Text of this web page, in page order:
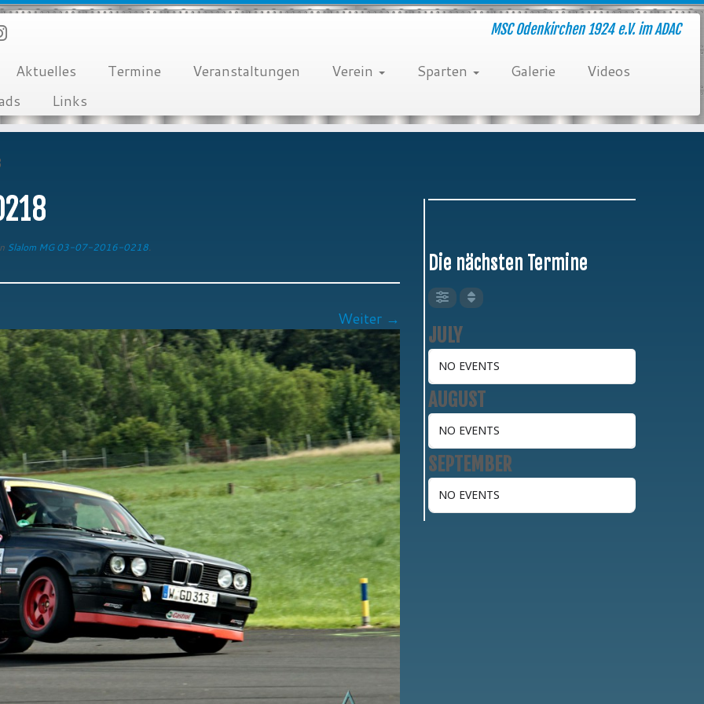
MSC Odenkirchen 1924 e.V. im ADAC
Aktuelles Termine Veranstaltungen Verein Sparten Galerie
Videos
Links
Slalom MG 03-07-2016-0218.
Weiter →
Die nächsten Termine
JULY
NO EVENTS
AUGUST
NO EVENTS
SEPTEMBER
NO EVENTS